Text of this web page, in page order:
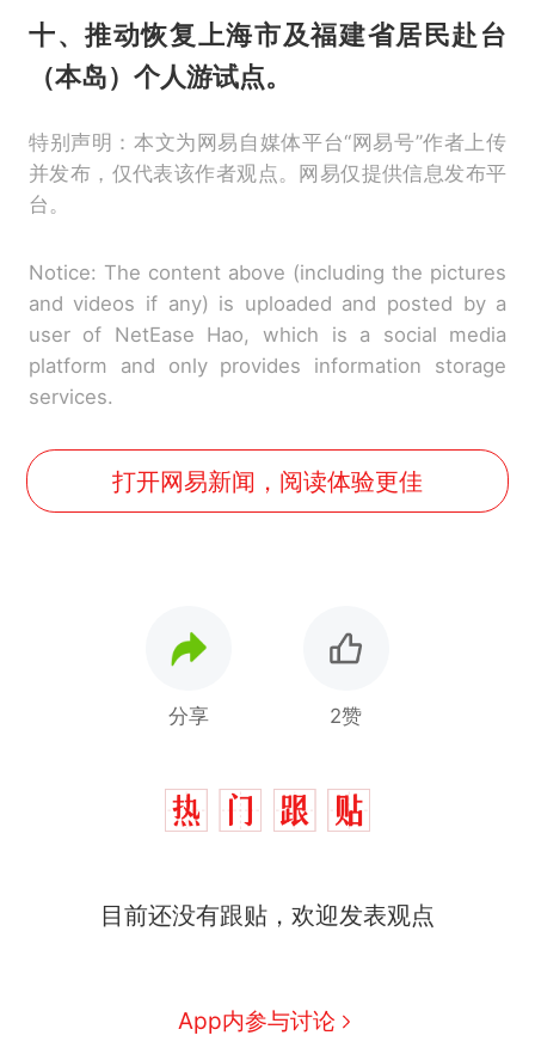
十、推动恢复上海市及福建省居民赴台
（本岛）个人游试点。
特别声明：本文为网易自媒体平台“网易号”作者上传
并发布，仅代表该作者观点。网易仅提供信息发布平
台。
Notice: The content above (including the pictures
and videos if any) is uploaded and posted by a
user of NetEase Hao, which is a social media
platform and only provides information storage
services.
打开网易新闻，阅读体验更佳
分享 2赞
目前还没有跟贴，欢迎发表观点
App内参与讨论